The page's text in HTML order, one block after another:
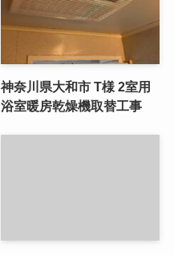
神奈川県大和市 T様 2室用
浴室暖房乾燥機取替工事